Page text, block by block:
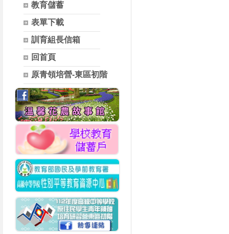
教育儲蓄
表單下載
訓育組長信箱
回首頁
原青領培營-東區初階